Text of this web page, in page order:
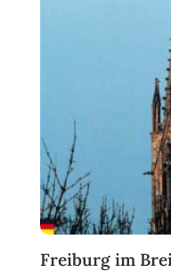
Freiburg im